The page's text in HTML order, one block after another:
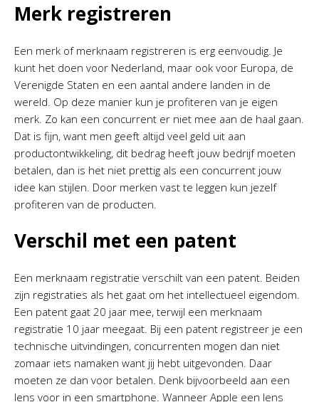
Merk registreren
Een merk of merknaam registreren is erg eenvoudig. Je
kunt het doen voor Nederland, maar ook voor Europa, de
Verenigde Staten en een aantal andere landen in de
wereld. Op deze manier kun je profiteren van je eigen
merk. Zo kan een concurrent er niet mee aan de haal gaan.
Dat is fijn, want men geeft altijd veel geld uit aan
productontwikkeling, dit bedrag heeft jouw bedrijf moeten
betalen, dan is het niet prettig als een concurrent jouw
idee kan stijlen. Door merken vast te leggen kun jezelf
profiteren van de producten.
Verschil met een patent
Een merknaam registratie verschilt van een patent. Beiden
zijn registraties als het gaat om het intellectueel eigendom.
Een patent gaat 20 jaar mee, terwijl een merknaam
registratie 10 jaar meegaat. Bij een patent registreer je een
technische uitvindingen, concurrenten mogen dan niet
zomaar iets namaken want jij hebt uitgevonden. Daar
moeten ze dan voor betalen. Denk bijvoorbeeld aan een
lens voor in een smartphone. Wanneer Apple een lens